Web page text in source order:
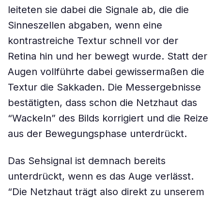
leiteten sie dabei die Signale ab, die die
Sinneszellen abgaben, wenn eine
kontrastreiche Textur schnell vor der
Retina hin und her bewegt wurde. Statt der
Augen vollführte dabei gewissermaßen die
Textur die Sakkaden. Die Messergebnisse
bestätigten, dass schon die Netzhaut das
“Wackeln” des Bilds korrigiert und die Reize
aus der Bewegungsphase unterdrückt.
Das Sehsignal ist demnach bereits
unterdrückt, wenn es das Auge verlässt.
“Die Netzhaut trägt also direkt zu unserem